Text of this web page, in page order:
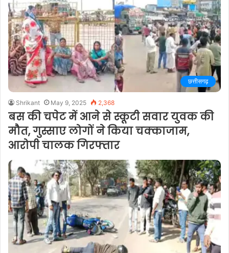
छत्तीसगढ़
Shrikant May 9, 2025 2,368
बस की चपेट में आने से स्कूटी सवार युवक की
मौत, गुस्साए लोगों ने किया चक्काजाम,
आरोपी चालक गिरफ्तार